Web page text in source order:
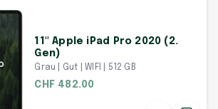
11" Apple iPad Pro 2020 (2.
Gen)
Grau | Gut | WIFI | 512 GB
CHF 482.00